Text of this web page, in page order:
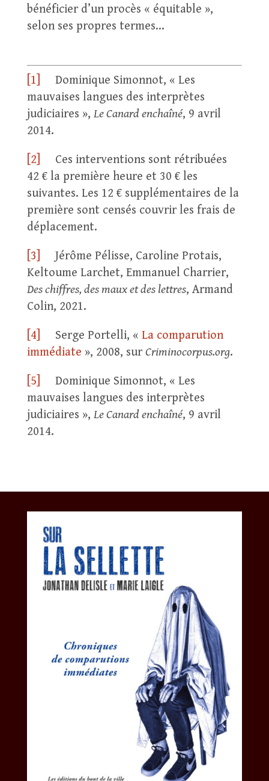
bénéficier d’un procès « équitable »,
selon ses propres termes…
[1]
Dominique Simonnot, « Les
mauvaises langues des interprètes
judiciaires », Le Canard enchaîné, 9 avril
2014.
[2]
Ces interventions sont rétribuées
42 € la première heure et 30 € les
suivantes. Les 12 € supplémentaires de la
première sont censés couvrir les frais de
déplacement.
[3]
Jérôme Pélisse, Caroline Protais,
Keltoume Larchet, Emmanuel Charrier,
Des chiffres, des maux et des lettres, Armand
Colin, 2021.
[4] Serge Portelli, « La comparution
immédiate », 2008, sur Criminocorpus.org.
[5]
Dominique Simonnot, « Les
mauvaises langues des interprètes
judiciaires », Le Canard enchaîné, 9 avril
2014.